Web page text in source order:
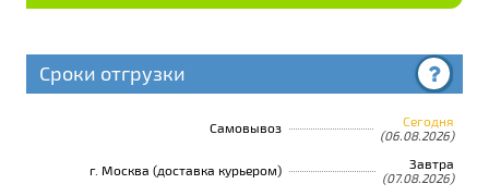
Сроки отгрузки
Самовывоз Сегодня
(06.08.2026)
г. Москва (доставка курьером) Завтра
(07.08.2026)